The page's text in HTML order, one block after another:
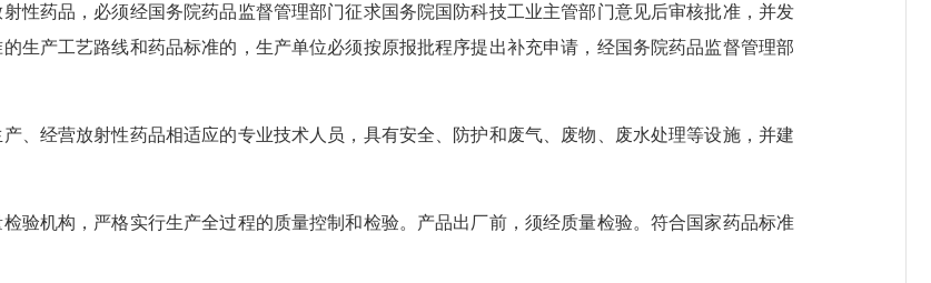
性药品，必须经国务院药品监督管理部门征求国务院国防科技工业主管部门意见后审核批准，并发
生产工艺路线和药品标准的，生产单位必须按原报批程序提出补充申请，经国务院药品监督管理部
、经营放射性药品相适应的专业技术人员，具有安全、防护和废气、废物、废水处理等设施，并建
验机构，严格实行生产全过程的质量控制和检验。产品出厂前，须经质量检验。符合国家药品标准